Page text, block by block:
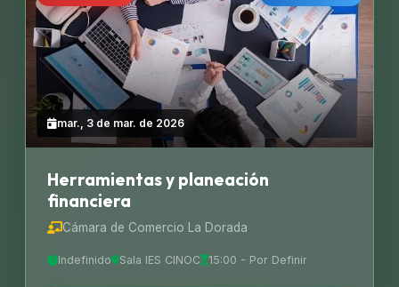
mar., 3 de mar. de 2026
Herramientas y planeación
financiera
Cámara de Comercio La Dorada
Indefinido Sala IES CINOC 15:00 - Por Definir